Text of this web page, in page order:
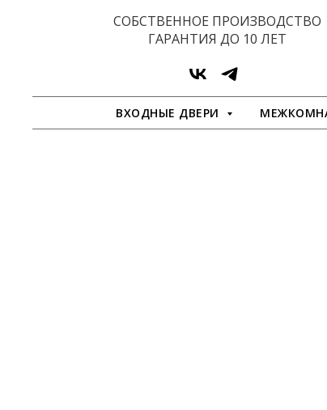
СОБСТВЕННОЕ ПРОИЗВОДСТВО
ГАРАНТИЯ ДО 10 ЛЕТ
ВХОДНЫЕ ДВЕРИ